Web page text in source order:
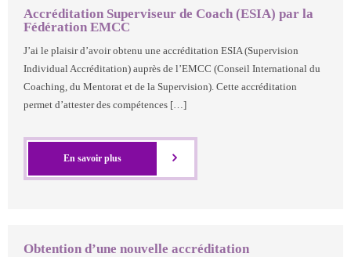
Accréditation Superviseur de Coach (ESIA) par la
Fédération EMCC
J’ai le plaisir d’avoir obtenu une accréditation ESIA (Supervision
Individual Accréditation) auprès de l’EMCC (Conseil International du
Coaching, du Mentorat et de la Supervision). Cette accréditation
permet d’attester des compétences […]
En savoir plus
Obtention d’une nouvelle accréditation